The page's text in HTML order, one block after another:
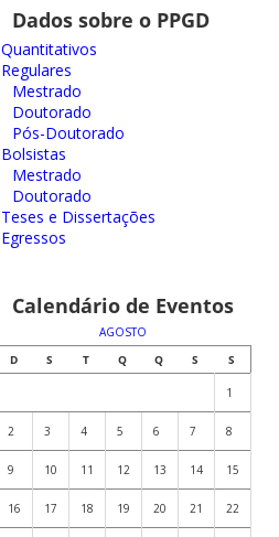
Dados sobre o PPGD
Quantitativos
Regulares
Mestrado
Doutorado
Pós-Doutorado
Bolsistas
Mestrado
Doutorado
Teses e Dissertações
Egressos
Calendário de Eventos
AGOSTO
D
S T Q Q S S
1
2 3 4 5 6 7 8
9 10 11 12 13 14 15
16 17 18 19 20 21 22